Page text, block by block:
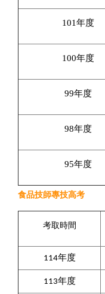
101年度
100年度
99年度
98年度
95年度
食品技師專技高考
考取時間
114年度
113年度